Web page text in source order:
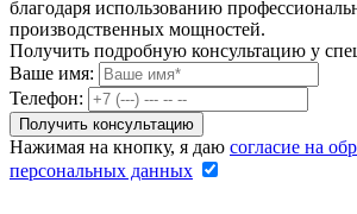
благодаря использованию
производственных мощностей.
Получить подробную консультацию у
Ваше имя:
Телефон:
Нажимая на кнопку, я даю согласие на
персональных данных